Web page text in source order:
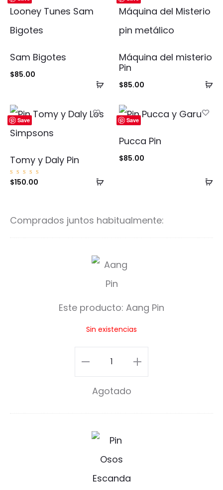
Añadir
carrito
Sam Bigotes
$85.00
Máquina del misterio
Pin
$85.00
Save
Añadir
Tomy y Daly Pin
Valorad
o con
$150.00
Save
Pucca Pin
$85.00
Comprados juntos habitualmente:
A
a
P
n
Este producto: Aang Pin
Sin existencias
Aang
Pin
cantidad
Agotado
P
n